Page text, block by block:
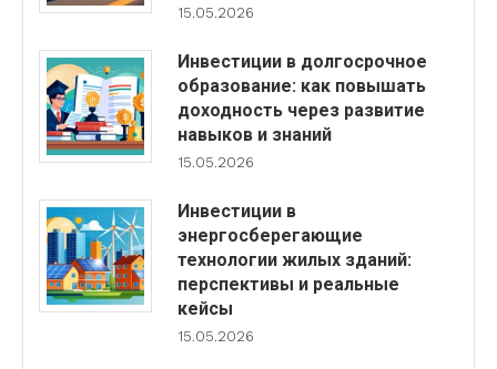
15.05.2026
Инвестиции в долгосрочное
образование: как повышать
доходность через развитие
навыков и знаний
15.05.2026
Инвестиции в
энергосберегающие
технологии жилых зданий:
перспективы и реальные
кейсы
15.05.2026